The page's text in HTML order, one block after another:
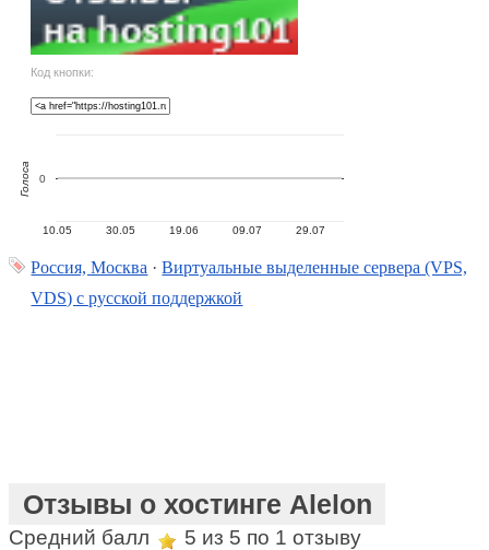
Код кнопки:
10.05 30.05 19.06 09.07 29.07
0
Голоса
Россия, Москва ·Виртуальные выделенные сервера (VPS,
VDS) с русской поддержкой
Отзывы о хостинге Alelon
Средний балл 5 из 5 по 1 отзыву